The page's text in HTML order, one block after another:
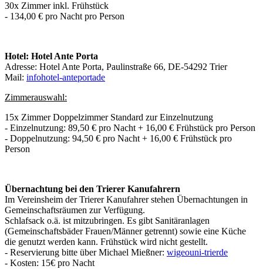
30x Zimmer inkl. Frühstück
- 134,00 € pro Nacht pro Person
Hotel: Hotel Ante Porta
Adresse: Hotel Ante Porta, Paulinstraße 66, DE-54292 Trier
Mail: infohotel-anteportade
Zimmerauswahl:
15x Zimmer Doppelzimmer Standard zur Einzelnutzung
- Einzelnutzung: 89,50 € pro Nacht + 16,00 € Frühstück pro Person
- Doppelnutzung: 94,50 € pro Nacht + 16,00 € Frühstück pro
Person
Übernachtung bei den Trierer Kanufahrern
Im Vereinsheim der Trierer Kanufahrer stehen Übernachtungen in
Gemeinschaftsräumen zur Verfügung.
Schlafsack o.ä. ist mitzubringen. Es gibt Sanitäranlagen
(Gemeinschaftsbäder Frauen/Männer getrennt) sowie eine Küche
die genutzt werden kann. Frühstück wird nicht gestellt.
- Reservierung bitte über Michael Mießner: wigeouni-trierde
- Kosten: 15€ pro Nacht